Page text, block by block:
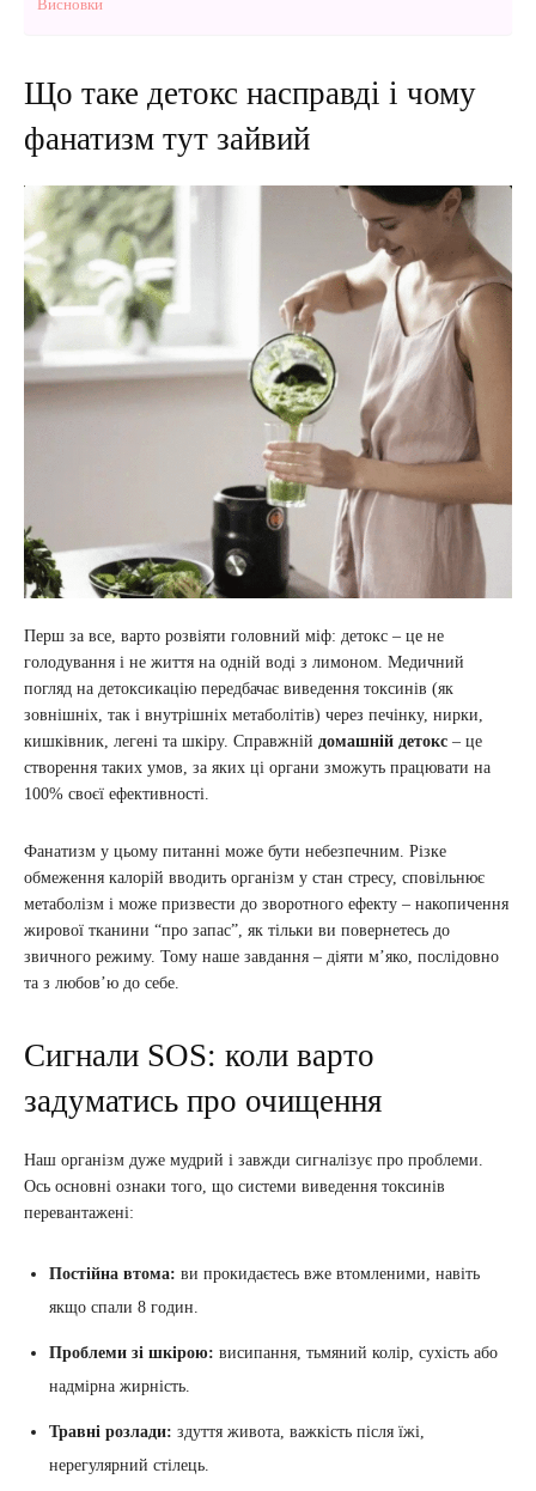
Висновки
Що таке детокс насправді і чому
фанатизм тут зайвий
Перш за все, варто розвіяти головний міф: детокс – це не
голодування і не життя на одній воді з лимоном. Медичний
погляд на детоксикацію передбачає виведення токсинів (як
зовнішніх, так і внутрішніх метаболітів) через печінку, нирки,
кишківник, легені та шкіру. Справжній домашній детокс – це
створення таких умов, за яких ці органи зможуть працювати на
100% своєї ефективності.
Фанатизм у цьому питанні може бути небезпечним. Різке
обмеження калорій вводить організм у стан стресу, сповільнює
метаболізм і може призвести до зворотного ефекту – накопичення
жирової тканини “про запас”, як тільки ви повернетесь до
звичного режиму. Тому наше завдання – діяти м’яко, послідовно
та з любов’ю до себе.
Сигнали SOS: коли варто
задуматись про очищення
Наш організм дуже мудрий і завжди сигналізує про проблеми.
Ось основні ознаки того, що системи виведення токсинів
перевантажені:
Постійна втома: ви прокидаєтесь вже втомленими, навіть
якщо спали 8 годин.
Проблеми зі шкірою: висипання, тьмяний колір, сухість або
надмірна жирність.
Травні розлади: здуття живота, важкість після їжі,
нерегулярний стілець.